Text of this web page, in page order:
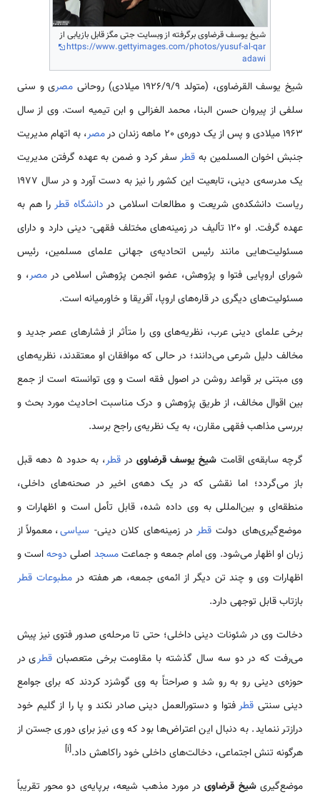
شیخ یوسف قرضاوی برگرفته از وبسایت جتی مگز قابل بازیابی از
https://www.gettyimages.com/photos/yusuf-al-qar
adawi
شیخ یوسف القرضاوی، (متولد ۱۹۲۶/۹/۹ میلادی) روحانی مصری و سنی
سلفی از پیروان حسن البنا، محمد الغزالی و ابن تیمیه است. وی از سال
1963 میلادی و پس از یک دوره‌ی 20 ماهه زندان در
مصر، به اتهام مدیریت
جنبش اخوان المسلمین به قطر سفر کرد و ضمن به عهده گرفتن مدیریت
یک مدرسه‌ی دینی، تابعیت این کشور را نیز به دست آورد و در سال 1977
ریاست دانشکده‌ی شریعت و مطالعات اسلامی در دانشگاه قطر را هم به
عهده گرفت. او 120 تألیف در زمینه‌های مختلف فقهی- دینی دارد و دارای
مسئولیت‌هایی مانند رئیس اتحادیه‌ی جهانی علمای مسلمین، رئیس
شورای اروپایی فتوا و پژوهش، عضو انجمن پژوهش اسلامی درمصر، و
مسئولیت‌های دیگری در قاره‌های اروپا، آفریقا و خاورمیانه است.
برخی علمای دینی عرب، نظریه‌های وی را متأثر از فشارهای عصر جدید و
مخالف دلیل شرعی می‌دانند؛ در حالی که موافقان او معتقدند، نظریه‌های
وی مبتنی بر قواعد روشن در اصول فقه است و وی توانسته است از جمع
بین اقوال مخالف، از طریق پژوهش و درک مناسبت احادیث مورد بحث و
بررسی مذاهب فقهی مقارن، به یک نظریه‌ی راجح برسد.
گرچه سابقه‌ی اقامت شیخ یوسف قرضاوی در قطر
، به حدود 5 دهه قبل
باز می‌گردد؛ اما نقشی که در یک دهه‌ی اخیر در صحنه‌های داخلی،
منطقه‌ای و بین‌المللی به وی داده شده، قابل تأمل است و اظهارات و
موضع‌گیری‌های دولت قطردر زمینه‌های کلان دینی- سیاسی، معمولاً از
زبان او اظهار می‌شود. وی امام جمعه و جماعتمسجد اصلی دوحهاست و
اظهارات وی و چند تن دیگر از ائمه‌ی جمعه، هر هفته درمطبوعات قطر
بازتاب قابل توجهی دارد.
دخالت وی در شئونات دینی داخلی؛ حتی تا مرحله‌ی صدور فتوی نیز پیش
می‌رفت که در دو سه سال گذشته با مقاومت برخی متعصبانقطری در
حوزه‌ی دینی رو به رو شد و صراحتاً به وی گوشزد کردند که برای جوامع
دینی سنتی قطرفتوا و دستورالعمل دینی صادر نکند و پا را از گلیم خود
درازتر ننماید. به دنبال این اعتراض‌ها بود که وی نیز برای دوری جستن از
هرگونه تنش اجتماعی، دخالت‌های داخلی خود راکاهش داد.[i]
موضع‌گیریشیخ قرضاوی در مورد مذهب شیعه، برپایه‌ی دو محور تقریباً